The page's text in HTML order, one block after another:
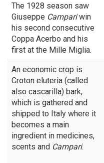
The 1928 season saw
Giuseppe Campariwin
his second consecutive
Coppa Acerbo and his
first at the Mille Miglia.
An economic crop is
Croton eluteria (called
also cascarilla) bark,
which is gathered and
shipped to Italy where it
becomes a main
ingredient in medicines,
scents and Campari.